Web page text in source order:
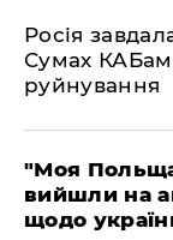
Росія
Сумах
руйнування
"Моя
вийшли на
щодо